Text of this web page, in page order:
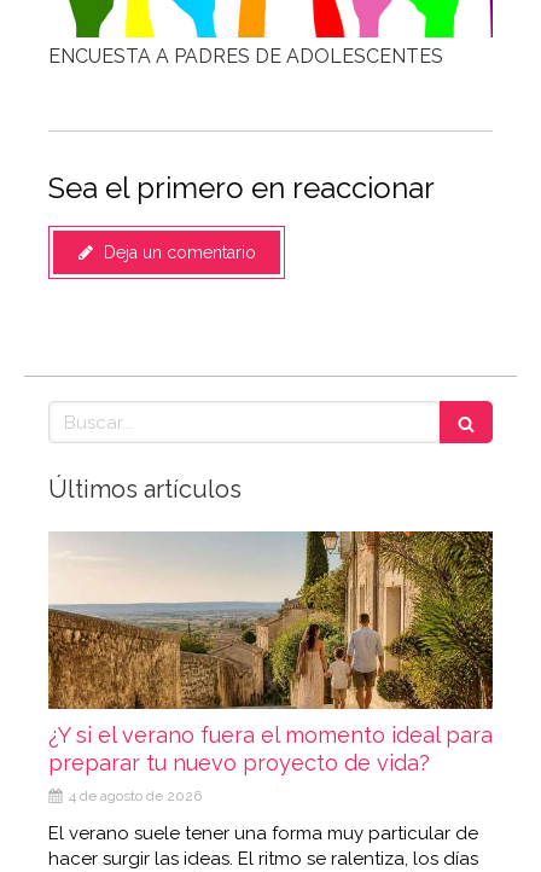
ENCUESTA A PADRES DE ADOLESCENTES
Sea el primero en reaccionar
Deja un comentario
Buscar
Últimos artículos
¿Y si el verano fuera el momento ideal para
preparar tu nuevo proyecto de vida?
4 de agosto de 2026
El verano suele tener una forma muy particular de
hacer surgir las ideas. El ritmo se ralentiza, los días